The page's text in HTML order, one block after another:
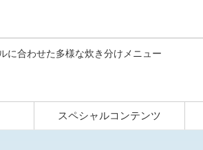
に合わせた多様な炊き分けメニュー
スペシャルコンテンツ